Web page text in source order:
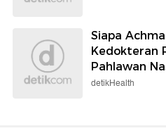
Siapa
Kedokteran
Pahlawan
detikHealth